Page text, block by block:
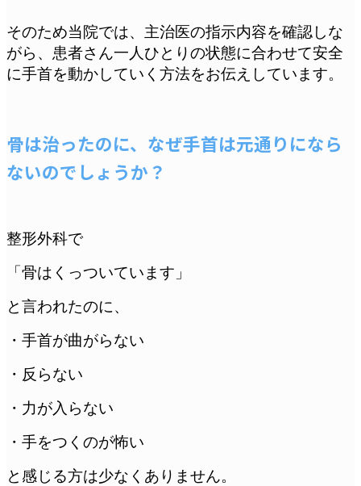
そのため当院では、主治医の指示内容を確認しな
がら、患者さん一人ひとりの状態に合わせて安全
に手首を動かしていく方法をお伝えしています。
骨は治ったのに、なぜ手首は元通りになら
ないのでしょうか？
整形外科で
「骨はくっついています」
と言われたのに、
・手首が曲がらない
・反らない
・力が入らない
・手をつくのが怖い
と感じる方は少なくありません。